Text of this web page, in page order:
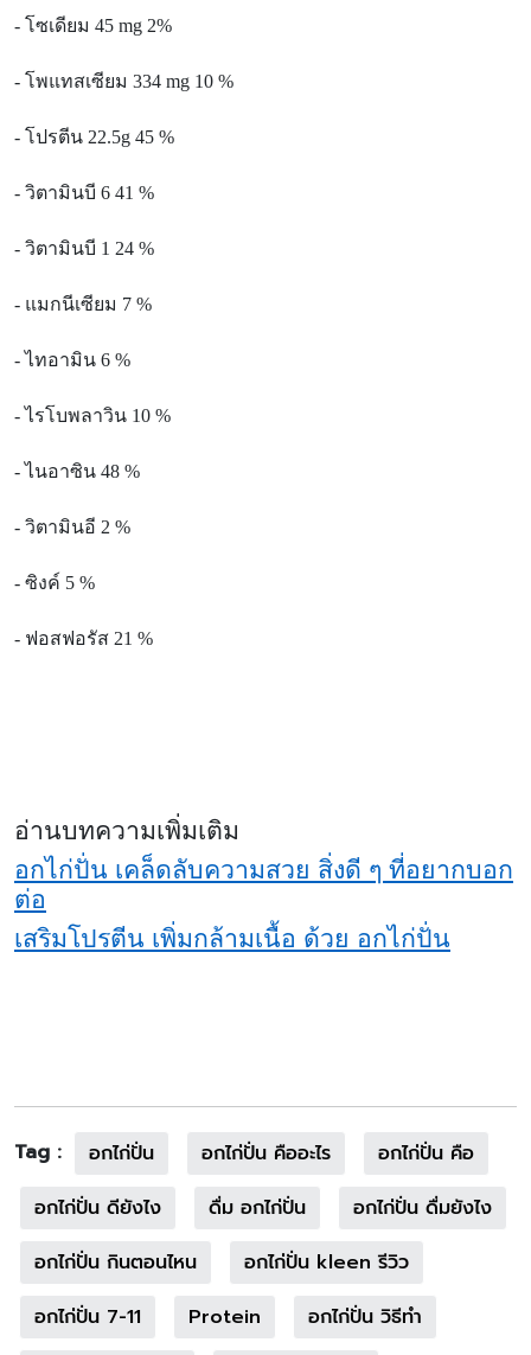
- โซเดียม 45 mg 2%
- โพแทสเซียม 334 mg 10 %
- โปรตีน 22.5g 45 %
- วิตามินบี 6 41 %
- วิตามินบี 1 24 %
- แมกนีเซียม 7 %
-ไทอามิน 6 %
-ไรโบพลาวิน 10 %
-ไนอาซิน 48 %
- วิตามินอี 2 %
- ซิงค์ 5 %
- ฟอสฟอรัส 21 %
อ่านบทความเพิ่มเติม
อกไก่ปั่น เคล็ดลับความสวย สิ่งดี ๆ ที่อยากบอก
ต่อ
เสริมโปรตีน เพิ่มกล้ามเนื้อ ด้วย อกไก่ปั่น
Tag : อกไก่ปั่น อกไก่ปั่น คืออะไร
อกไก่ปั่น คือ
อกไก่ปั่น ดียังไง
ดื่ม อกไก่ปั่น
อกไก่ปั่น ดื่มยังไง
อกไก่ปั่น กินตอนไหน
อกไก่ปั่น kleen รีวิว
อกไก่ปั่น 7-11
Protein
อกไก่ปั่น วิธีทำ